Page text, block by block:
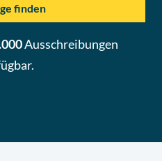
finden
Ausschreibungen